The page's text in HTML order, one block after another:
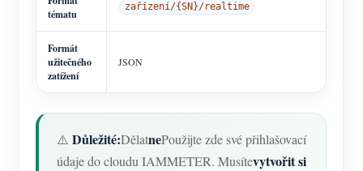
tématu
zařízení/{SN}/realtime
Formát
užitečného
zatížení
JSON
⚠️ Důležité:DělatnePoužijte zde své přihlašovací
údaje do cloudu IAMMETER. Musítevytvořit si